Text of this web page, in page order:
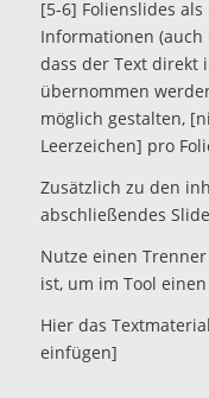
[5-6] Folienslides
Informationen (auch
dass der Text direkt
übernommen
möglich gestalten,
Leerzeichen] pro
Zusätzlich zu den
abschließendes
Nutze einen
ist, um im Tool
Hier das
einfügen]